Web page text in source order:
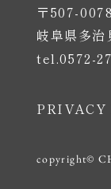
〒507-0078
岐阜県多
tel.0572-
copyright©